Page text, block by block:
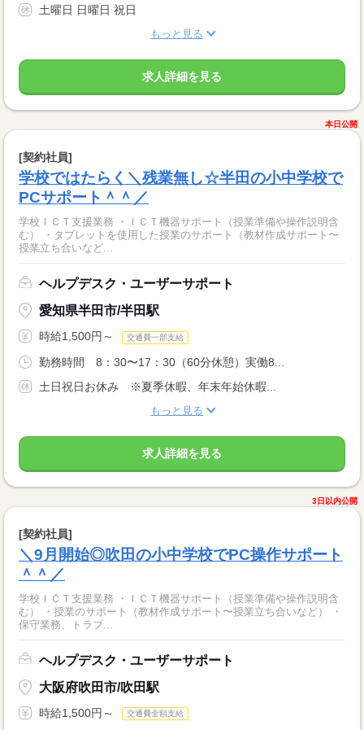
土曜日 日曜日 祝日
もっと見る
求人詳細を見る
本日公開
[契約社員]
学校ではたらく＼残業無し☆半田の小中学校で
PCサポート＾＾／
学校ＩＣＴ支援業務 ・ＩＣＴ機器サポート（授業準備や操作説明含
む） ・タブレットを使用した授業のサポート（教材作成サポート〜
授業立ち合いなど...
ヘルプデスク・ユーザーサポート
愛知県半田市/半田駅
時給1,500円～ 交通費一部支給
勤務時間 8：30〜17：30（60分休憩）実働8...
土日祝日お休み ※夏季休暇、年末年始休暇...
もっと見る
求人詳細を見る
3日以内公開
[契約社員]
＼9月開始◎吹田の小中学校でPC操作サポート
＾＾／
学校ＩＣＴ支援業務 ・ＩＣＴ機器サポート（授業準備や操作説明含
む） ・授業のサポート（教材作成サポート〜授業立ち合いなど） ・
保守業務、トラブ...
ヘルプデスク・ユーザーサポート
大阪府吹田市/吹田駅
時給1,500円～ 交通費全額支給